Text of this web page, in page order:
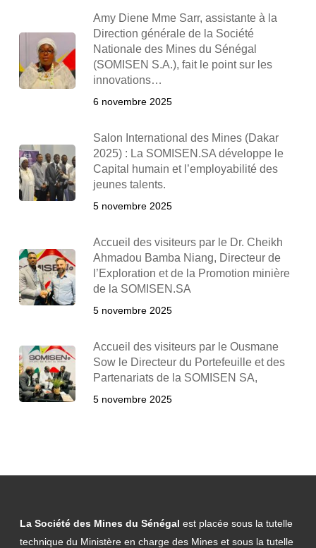
Amy Diene Mme Sarr, assistante à la
Direction générale de la Société
Nationale des Mines du Sénégal
(SOMISEN S.A.), fait le point sur les
innovations…
6 novembre 2025
Salon International des Mines (Dakar
2025) : La SOMISEN.SA développe le
Capital humain et l’employabilité des
jeunes talents.
5 novembre 2025
Accueil des visiteurs par le Dr. Cheikh
Ahmadou Bamba Niang, Directeur de
l’Exploration et de la Promotion minière
de la SOMISEN.SA
5 novembre 2025
Accueil des visiteurs par le Ousmane
Sow le Directeur du Portefeuille et des
Partenariats de la SOMISEN SA,
5 novembre 2025
La Société des Mines du Sénégal est placée sous la tutelle
technique du Ministère en charge des Mines et sous la tutelle